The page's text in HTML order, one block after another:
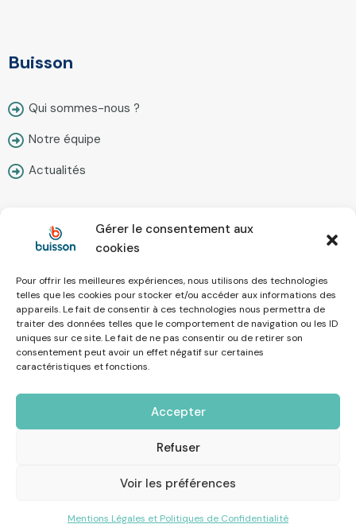
Gérer le consentement aux
cookies
Pour offrir les meilleures expériences, nous utilisons des technologies
telles que les cookies pour stocker et/ou accéder aux informations des
appareils. Le fait de consentir à ces technologies nous permettra de
traiter des données telles que le comportement de navigation ou les ID
uniques sur ce site. Le fait de ne pas consentir ou de retirer son
consentement peut avoir un effet négatif sur certaines
caractéristiques et fonctions.
Accepter
Refuser
Voir les préférences
Mentions Légales et Politiques de Confidentialité
Buisson
Qui sommes-nous ?
Notre équipe
Actualités
Contact
Nous écrire
Prendre rendez-vous
Simulateur en ligne